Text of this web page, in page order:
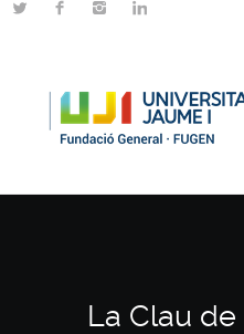
La Clau